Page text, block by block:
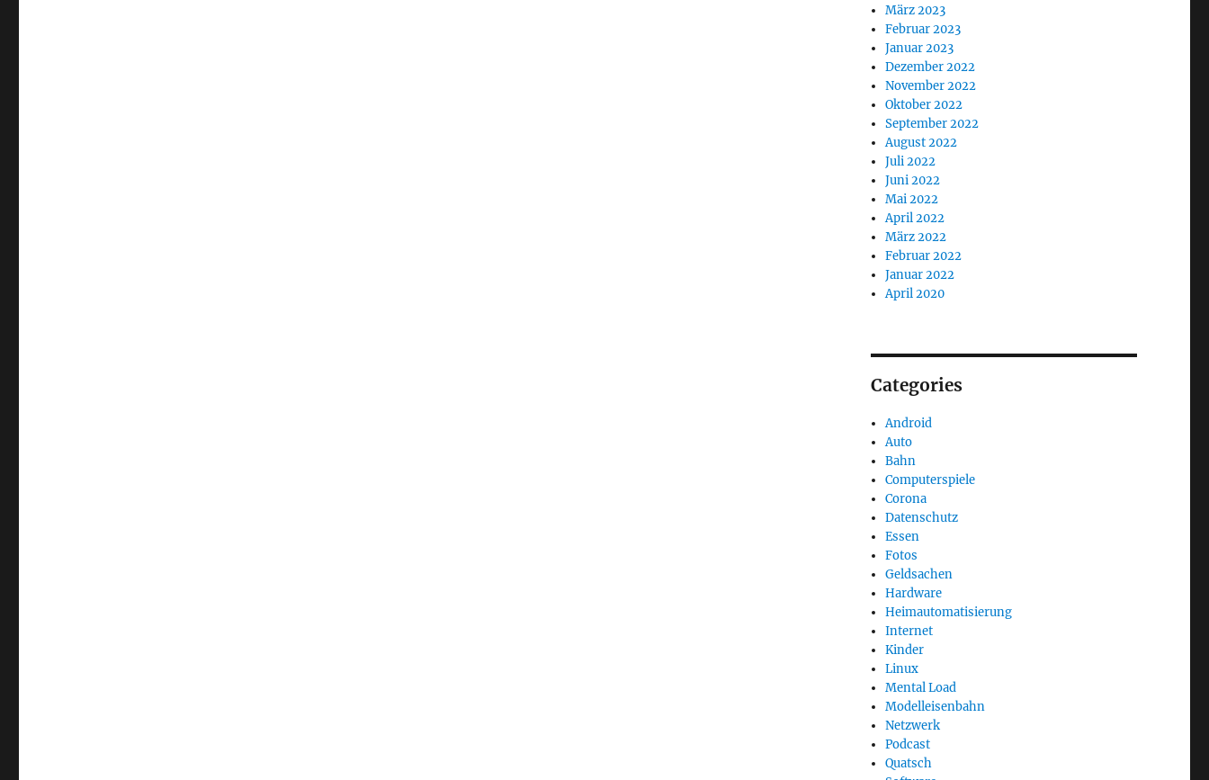
März 2023
Februar 2023
Januar 2023
Dezember 2022
November 2022
Oktober 2022
September 2022
August 2022
Juli 2022
Juni 2022
Mai 2022
April 2022
März 2022
Februar 2022
Januar 2022
April 2020
Categories
Android
Auto
Bahn
Computerspiele
Corona
Datenschutz
Essen
Fotos
Geldsachen
Hardware
Heimautomatisierung
Internet
Kinder
Linux
Mental Load
Modelleisenbahn
Netzwerk
Podcast
Quatsch